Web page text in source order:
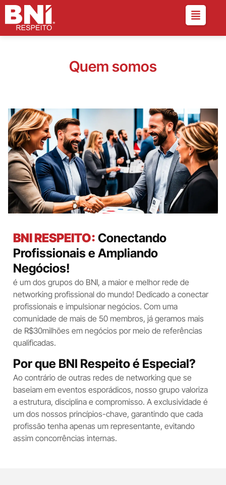
Quem somos
BNI RESPEITO: Conectando
Profissionais e Ampliando
Negócios!
é um dos grupos do BNI, a maior e melhor rede de
networking profissional do mundo! Dedicado a conectar
profissionais e impulsionar negócios. Com uma
comunidade de mais de 50 membros, já geramos mais
de R$30milhões em negócios por meio de referências
qualificadas.
Por que BNI Respeito é Especial?
Ao contrário de outras redes de networking que se
baseiam em eventos esporádicos, nosso grupo valoriza
a estrutura, disciplina e compromisso. A exclusividade é
um dos nossos princípios-chave, garantindo que cada
profissão tenha apenas um representante, evitando
assim concorrências internas.